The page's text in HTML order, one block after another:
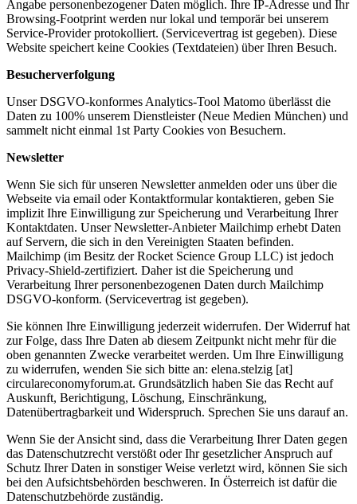
Angabe personenbezogener Daten möglich. Ihre IP-Adresse und Ihr
Browsing-Footprint werden nur lokal und temporär bei unserem
Service-Provider protokolliert. (Servicevertrag ist gegeben). Diese
Website speichert keine Cookies (Textdateien) über Ihren Besuch.
Besucherverfolgung
Unser DSGVO-konformes Analytics-Tool Matomo überlässt die
Daten zu 100% unserem Dienstleister (Neue Medien München) und
sammelt nicht einmal 1st Party Cookies von Besuchern.
Newsletter
Wenn Sie sich für unseren Newsletter anmelden oder uns über die
Webseite via email oder Kontaktformular kontaktieren, geben Sie
implizit Ihre Einwilligung zur Speicherung und Verarbeitung Ihrer
Kontaktdaten. Unser Newsletter-Anbieter Mailchimp erhebt Daten
auf Servern, die sich in den Vereinigten Staaten befinden.
Mailchimp (im Besitz der Rocket Science Group LLC) ist jedoch
Privacy-Shield-zertifiziert. Daher ist die Speicherung und
Verarbeitung Ihrer personenbezogenen Daten durch Mailchimp
DSGVO-konform. (Servicevertrag ist gegeben).
Sie können Ihre Einwilligung jederzeit widerrufen. Der Widerruf hat
zur Folge, dass Ihre Daten ab diesem Zeitpunkt nicht mehr für die
oben genannten Zwecke verarbeitet werden. Um Ihre Einwilligung
zu widerrufen, wenden Sie sich bitte an: elena.stelzig [at]
circulareconomyforum.at. Grundsätzlich haben Sie das Recht auf
Auskunft, Berichtigung, Löschung, Einschränkung,
Datenübertragbarkeit und Widerspruch. Sprechen Sie uns darauf an.
Wenn Sie der Ansicht sind, dass die Verarbeitung Ihrer Daten gegen
das Datenschutzrecht verstößt oder Ihr gesetzlicher Anspruch auf
Schutz Ihrer Daten in sonstiger Weise verletzt wird, können Sie sich
bei den Aufsichtsbehörden beschweren. In Österreich ist dafür die
Datenschutzbehörde zuständig.